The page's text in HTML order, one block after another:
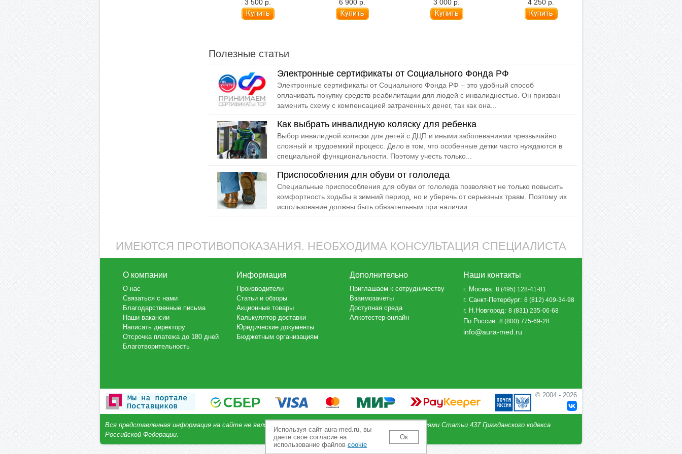
3 500 р. 6 900 р. 3 000 р. 4 250 р.
Полезные статьи
Электронные сертификаты от Социального Фонда РФ
Электронные сертификаты от Социального Фонда РФ – это удобный способ
оплачивать покупку средств реабилитации для людей с инвалидностью. Он призван
заменить схему с компенсацией затраченных денег, так как она...
Как выбрать инвалидную коляску для ребенка
Выбор инвалидной коляски для детей с ДЦП и иными заболеваниями чрезвычайно
сложный и трудоемкий процесс. Дело в том, что особенные детки часто нуждаются в
специальной функциональности. Поэтому учесть только...
Приспособления для обуви от гололеда
Специальные приспособления для обуви от гололеда позволяют не только повысить
комфортность ходьбы в зимний период, но и уберечь от серьезных травм. Поэтому их
использование должны быть обязательным при наличии...
ИМЕЮТСЯ ПРОТИВОПОКАЗАНИЯ. НЕОБХОДИМА КОНСУЛЬТАЦИЯ СПЕЦИАЛИСТА
О компании
О нас
Связаться с нами
Благодарственные письма
Наши вакансии
Написать директору
Отсрочка платежа до 180 дней
Благотворительность
Информация
Производители
Статьи и обзоры
Акционные товары
Калькулятор доставки
Юридические документы
Бюджетным организациям
Дополнительно
Приглашаем к сотрудничеству
Взаимозачеты
Доступная среда
Алкотестер-онлайн
Наши контакты
г. Москва:8 (495) 128-41-81
г. Санкт-Петербург:8 (812) 409-34-98
г. Н.Новгород:8 (831) 235-06-68
По России:8 (800) 775-69-28
info@aura-med.ru
© 2004 - 2026
Вся представленная информация на сайте не является публичной офертой, определяемой положениями Статьи 437 Гражданского кодекса
Российской Федерации.
Используя сайт aura-med.ru, вы
даете свое согласие на
использование файлов cookie
Ок